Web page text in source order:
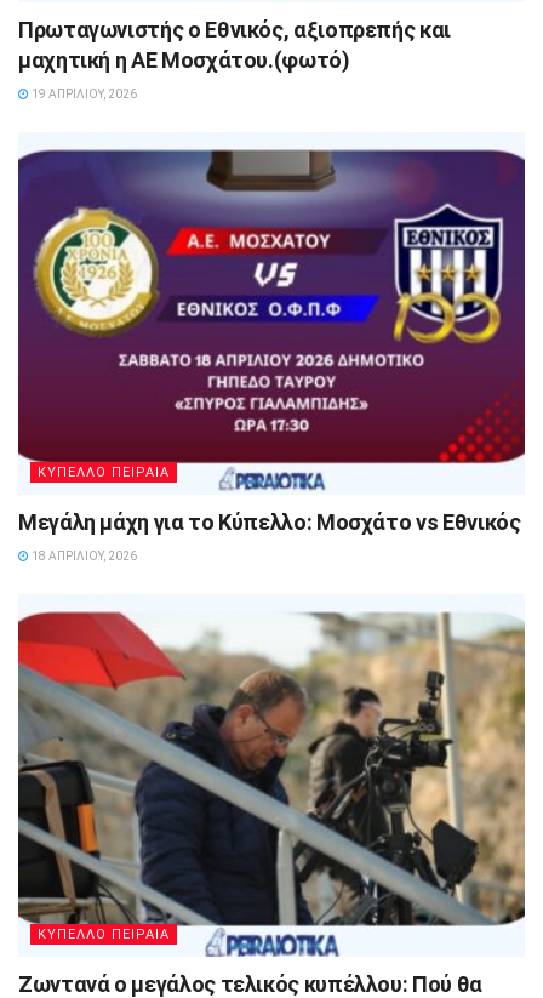
Πρωταγωνιστής ο Εθνικός, αξιοπρεπής και
μαχητική η ΑΕ Μοσχάτου.(φωτό)
19 ΑΠΡΙΛΊΟΥ, 2026
ΚΥΠΕΛΛΟ ΠΕΙΡΑΙΑ
Μεγάλη μάχη για το Κύπελλο: Μοσχάτο vs Εθνικός
18 ΑΠΡΙΛΊΟΥ, 2026
ΚΥΠΕΛΛΟ ΠΕΙΡΑΙΑ
Ζωντανά ο μεγάλος τελικός κυπέλλου: Πού θα